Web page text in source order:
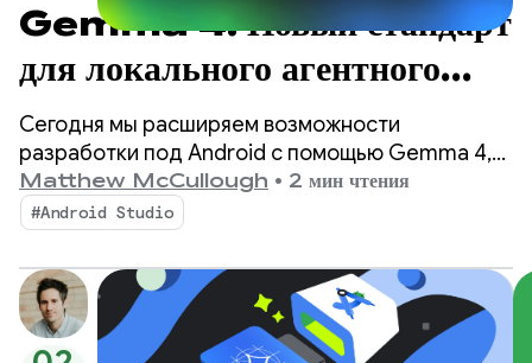
Gemma 4: Новый стандарт
для локального агентного
интеллекта на Android
Сегодня мы расширяем возможности
разработки под Android с помощью Gemma 4,
нашей новейшей открытой модели,
разработанной с учетом сложных логических
рассуждений и возможностей автономного
вызова инструментов.
Matthew McCullough • 2 мин чтения
#Android Studio